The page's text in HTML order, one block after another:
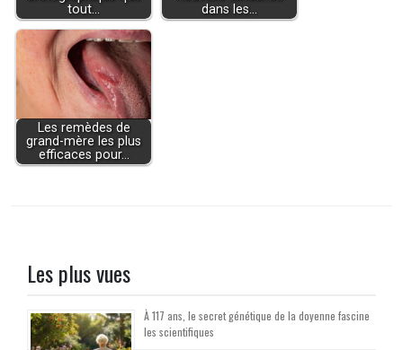
tout…
dans les…
Les remèdes de
grand-mère les plus
efficaces pour…
Les plus vues
À 117 ans, le secret génétique de la doyenne fascine
les scientifiques